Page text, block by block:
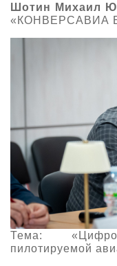
Шотин Михаил
«КОНВЕРСАВИА
Тема:
пилотируемой